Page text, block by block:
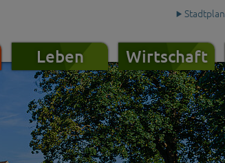
Leben Wirtschaft
Stadtplan